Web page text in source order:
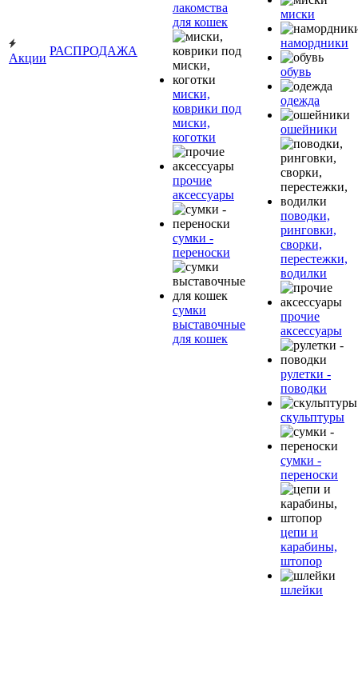
Акции
РАСПРОДАЖА
лакомства
для кошек
миски,
коврики под
миски,
коготки
прочие
аксессуары
сумки -
переноски
сумки
выставочные
для кошек
миски
намордники
обувь
одежда
ошейники
поводки,
ринговки,
сворки,
перестежки,
водилки
прочие
аксессуары
рулетки -
поводки
скульптуры
сумки -
переноски
цепи и
карабины,
штопор
шлейки